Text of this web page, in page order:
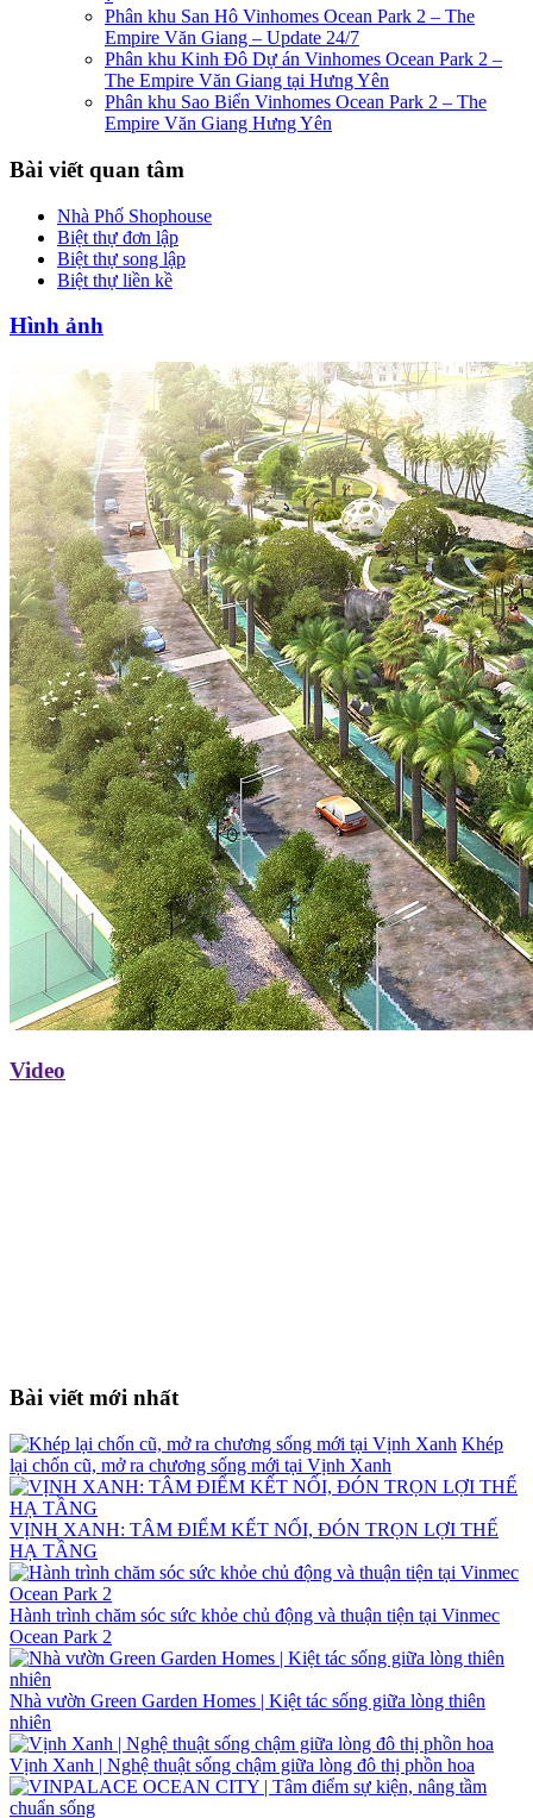
Phân khu San Hô Vinhomes Ocean Park 2 – The
Empire Văn Giang – Update 24/7
Phân khu Kinh Đô Dự án Vinhomes Ocean Park 2 –
The Empire Văn Giang tại Hưng Yên
Phân khu Sao Biển Vinhomes Ocean Park 2 – The
Empire Văn Giang Hưng Yên
Bài viết quan tâm
Nhà Phố Shophouse
Biệt thự đơn lập
Biệt thự song lập
Biệt thự liền kề
Hình ảnh
Video
Bài viết mới nhất
Khép
lại chốn cũ, mở ra chương sống mới tại Vịnh Xanh
VỊNH XANH: TÂM ĐIỂM KẾT NỐI, ĐÓN TRỌN LỢI THẾ
HẠ TẦNG
Hành trình chăm sóc sức khỏe chủ động và thuận tiện tại Vinmec
Ocean Park 2
Nhà vườn Green Garden Homes | Kiệt tác sống giữa lòng thiên
nhiên
Vịnh Xanh | Nghệ thuật sống chậm giữa lòng đô thị phồn hoa